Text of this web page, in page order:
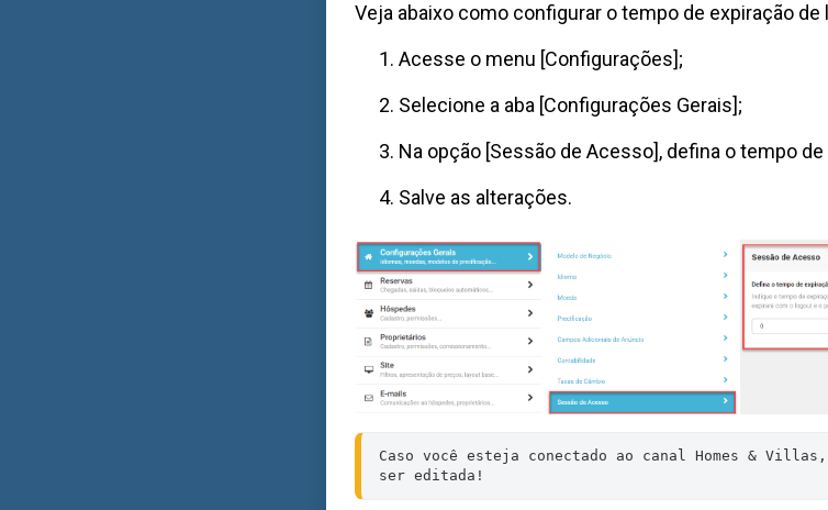
Veja abaixo como configurar o tempo de expiração de
Acesse o menu [Configurações];
Selecione a aba [Configurações Gerais];
Na opção [Sessão de Acesso], defina o tempo de
Salve as alterações.
Caso você esteja conectado ao canal Homes &
ser editada!